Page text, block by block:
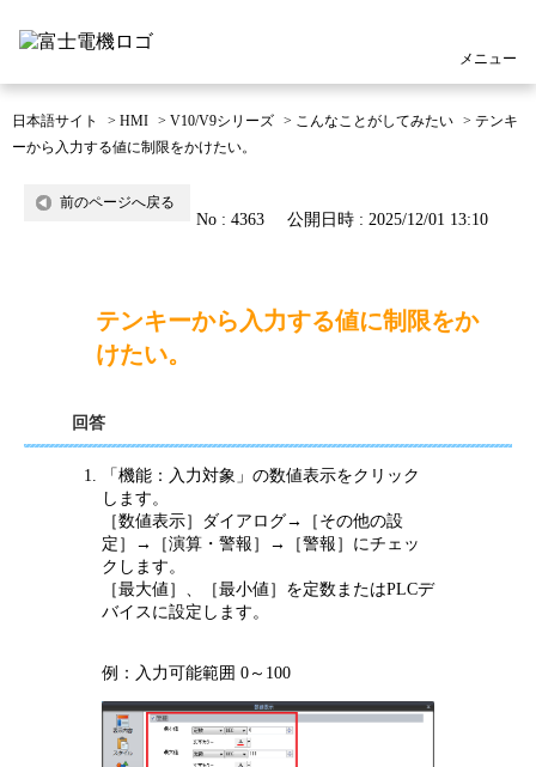
メニュー
日本語サイト > HMI > V10/V9シリーズ > こんなことがしてみたい > テンキ
ーから入力する値に制限をかけたい。
前のページへ戻る
No : 4363 公開日時 : 2025/12/01 13:10
テンキーから入力する値に制限をか
けたい。
回答
「機能：入力対象」の数値表示をクリック
します。
［数値表示］ダイアログ→［その他の設
定］→［演算・警報］→［警報］にチェッ
クします。
［最大値］、［最小値］を定数またはPLCデ
バイスに設定します。
例：入力可能範囲 0～100